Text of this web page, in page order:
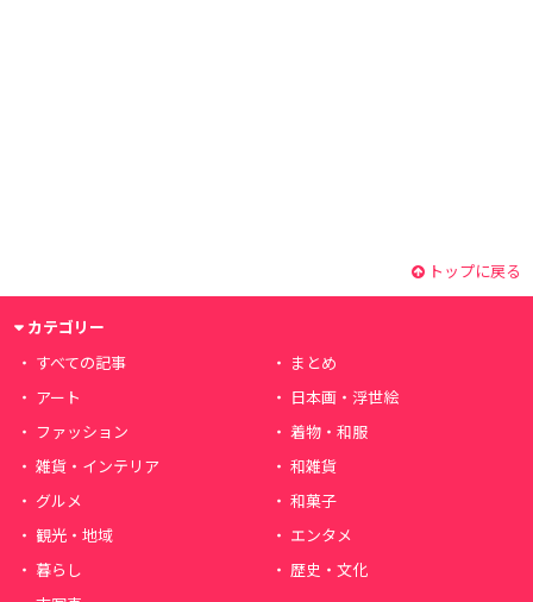
トップに戻る
カテゴリー
すべての記事
まとめ
アート
日本画・浮世絵
ファッション
着物・和服
雑貨・インテリア
和雑貨
グルメ
和菓子
観光・地域
エンタメ
暮らし
歴史・文化